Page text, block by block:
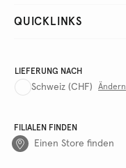
QUICKLINKS
LIEFERUNG NACH
Schweiz (CHF) Ändern
FILIALEN FINDEN
Einen Store finden